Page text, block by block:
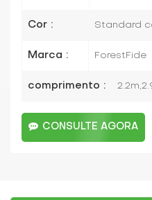
Cor : Standard
Marca : ForestFide
comprimento :
CONSULTE AGORA